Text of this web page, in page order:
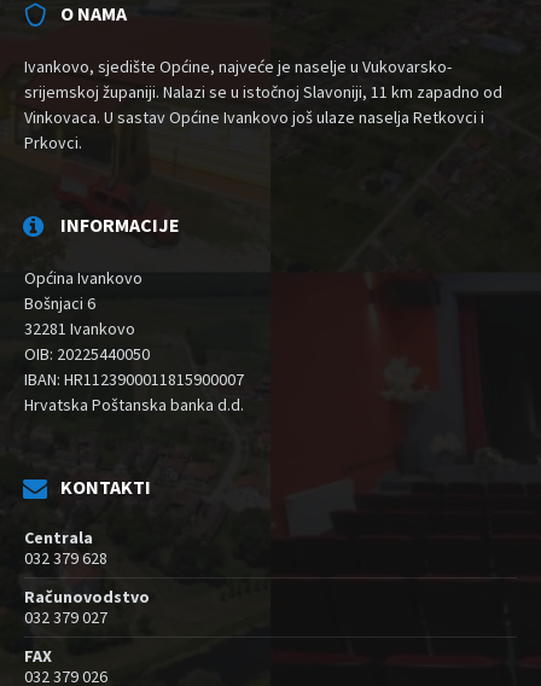
O NAMA
Ivankovo, sjedište Općine, najveće je naselje u Vukovarsko-
srijemskoj županiji. Nalazi se u istočnoj Slavoniji, 11 km zapadno od
Vinkovaca. U sastav Općine Ivankovo još ulaze naselja Retkovci i
Prkovci.
INFORMACIJE
Općina Ivankovo
Bošnjaci 6
32281 Ivankovo
OIB: 20225440050
IBAN: HR1123900011815900007
Hrvatska Poštanska banka d.d.
KONTAKTI
Centrala
032 379 628
Računovodstvo
032 379 027
FAX
032 379 026